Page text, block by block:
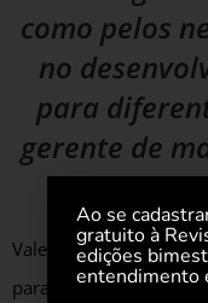
como pelos
no
para
gerente de
no
Vale ressaltar que a
para manter a
Ao se
gratuito à
edições
entendimento